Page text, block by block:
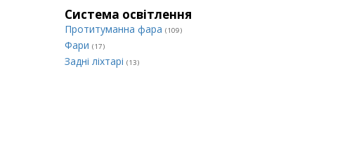
Система освітлення
Протитуманна фара (109)
Фари (17)
Задні ліхтарі (13)